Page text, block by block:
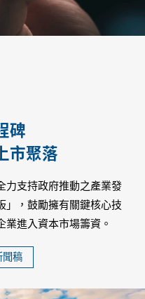
碑
市聚落
力支持政府推動之產業發
」，鼓勵擁有關鍵核心技
進入資本市場籌資。
聞稿